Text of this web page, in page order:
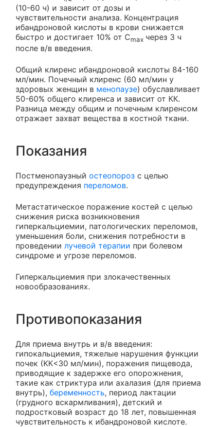
(10-60 ч) и зависит от дозы и
чувствительности анализа. Концентрация
ибандроновой кислоты в крови снижается
быстро и достигает 10% от Сmax через 3 ч
после в/в введения.
Общий клиренс ибандроновой кислоты 84-160
мл/мин. Почечный клиренс (60 мл/мин у
здоровых женщин в менопаузе) обуславливает
50-60% общего клиренса и зависит от КК.
Разница между общим и почечным клиренсом
отражает захват вещества в костной ткани.
Показания
Постменопаузный остеопороз с целью
предупреждения переломов.
Метастатическое поражение костей с целью
снижения риска возникновения
гиперкальциемии, патологических переломов,
уменьшения боли, снижения потребности в
проведении лучевой терапии при болевом
синдроме и угрозе переломов.
Гиперкальциемия при злокачественных
новообразованиях.
Противопоказания
Для приема внутрь и в/в введения:
гипокальциемия, тяжелые нарушения функции
почек (КК<30 мл/мин), поражения пищевода,
приводящие к задержке его опорожнения,
такие как стриктура или ахалазия (для приема
внутрь), беременность, период лактации
(грудного вскармливания), детский и
подростковый возраст до 18 лет, повышенная
чувствительность к ибандроновой кислоте.